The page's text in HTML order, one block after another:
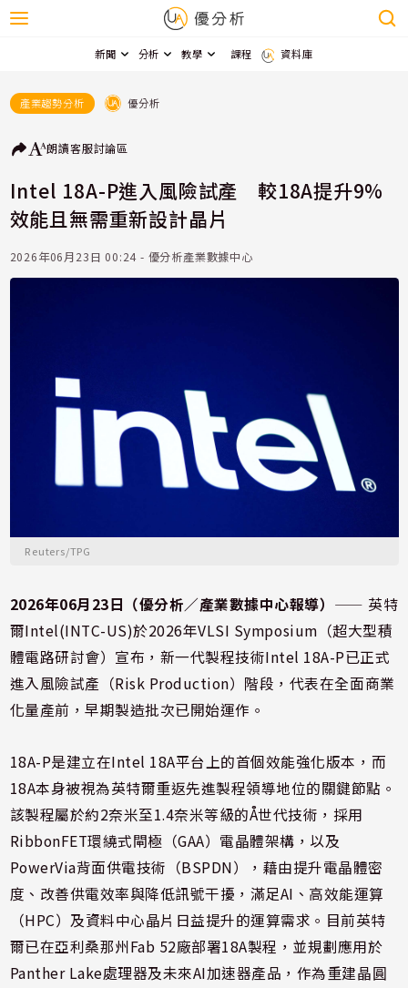
新聞 分析 教學 課程 資料庫
產業趨勢分析 優分析
朗讀客服討論區
Intel 18A-P進入風險試產 較18A提升9%
效能且無需重新設計晶片
2026年06月23日 00:24 - 優分析產業數據中心
Reuters/TPG
2026年06月23日（優分析／產業數據中心報導） ⸺ 英特
爾Intel(INTC-US)於2026年VLSI Symposium（超大型積
體電路研討會）宣布，新一代製程技術Intel 18A-P已正式
進入風險試產（Risk Production）階段，代表在全面商業
化量產前，早期製造批次已開始運作。
18A-P是建立在Intel 18A平台上的首個效能強化版本，而
18A本身被視為英特爾重返先進製程領導地位的關鍵節點。
該製程屬於約2奈米至1.4奈米等級的Å世代技術，採用
RibbonFET環繞式閘極（GAA）電晶體架構，以及
PowerVia背面供電技術（BSPDN），藉由提升電晶體密
度、改善供電效率與降低訊號干擾，滿足AI、高效能運算
（HPC）及資料中心晶片日益提升的運算需求。目前英特
爾已在亞利桑那州Fab 52廠部署18A製程，並規劃應用於
Panther Lake處理器及未來AI加速器產品，作為重建晶圓